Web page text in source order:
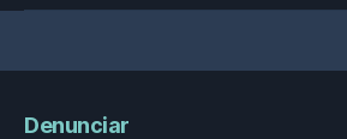
Denunciar